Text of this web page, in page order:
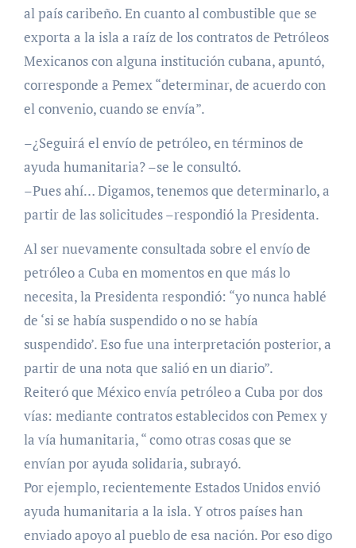
al país caribeño. En cuanto al combustible que se
exporta a la isla a raíz de los contratos de Petróleos
Mexicanos con alguna institución cubana, apuntó,
corresponde a Pemex “determinar, de acuerdo con
el convenio, cuando se envía”.
–¿Seguirá el envío de petróleo, en términos de
ayuda humanitaria? –se le consultó.
–Pues ahí… Digamos, tenemos que determinarlo, a
partir de las solicitudes –respondió la Presidenta.
Al ser nuevamente consultada sobre el envío de
petróleo a Cuba en momentos en que más lo
necesita, la Presidenta respondió: “yo nunca hablé
de ‘si se había suspendido o no se había
suspendido’. Eso fue una interpretación posterior, a
partir de una nota que salió en un diario”.
Reiteró que México envía petróleo a Cuba por dos
vías: mediante contratos establecidos con Pemex y
la vía humanitaria, “ como otras cosas que se
envían por ayuda solidaria, subrayó.
Por ejemplo, recientemente Estados Unidos envió
ayuda humanitaria a la isla. Y otros países han
enviado apoyo al pueblo de esa nación. Por eso digo